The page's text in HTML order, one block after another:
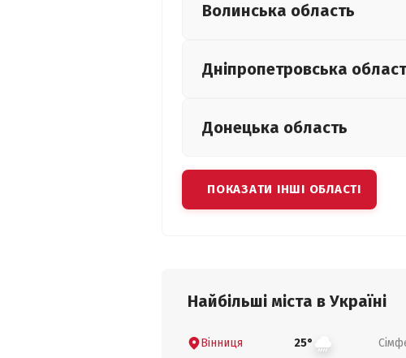
Волинська область
Дніпропетровська
Донецька область
ПОКАЗАТИ ІНШІ ОБЛАСТІ
Найбільші міста в Україні
Вінниця 25°